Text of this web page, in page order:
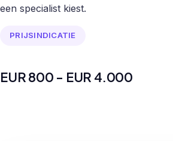
een specialist kiest.
PRIJSINDICATIE
EUR 800 - EUR 4.000